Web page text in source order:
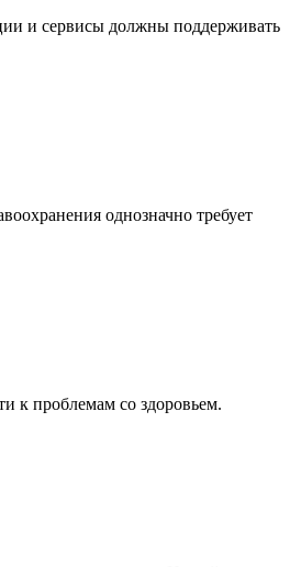
и сервисы должны поддерживать
однозначно требует
к проблемам со здоровьем.